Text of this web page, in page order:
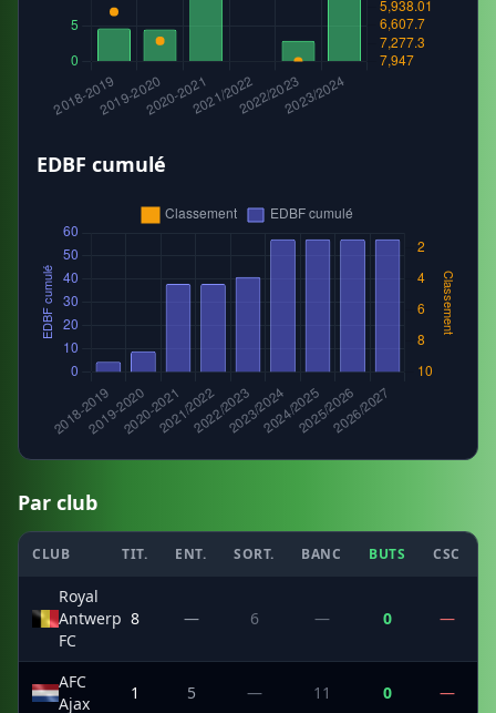
EDBF cumulé
Par club
CLUB TIT. ENT. SORT. BANC BUTS CSC
Royal
Antwerp
FC
8 — 6 — 0 —
AFC
Ajax
1 5 — 11 0 —